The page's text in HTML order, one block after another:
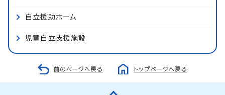
自立援助ホーム
児童自立支援施設
前のページへ戻る トップページへ戻る